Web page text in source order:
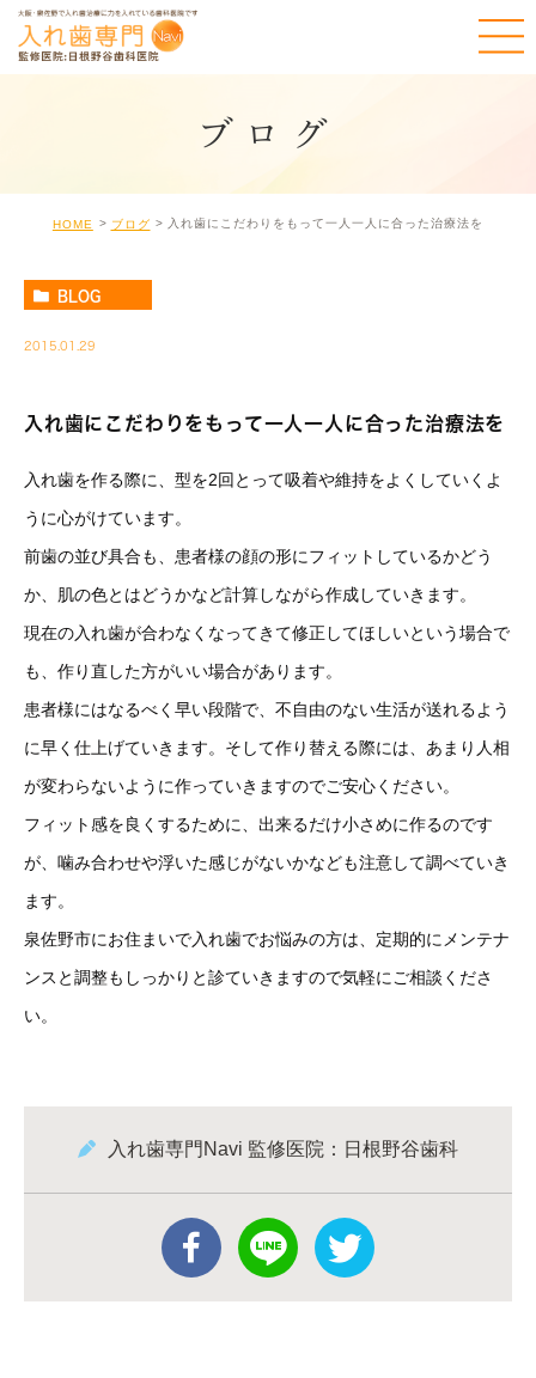
ブログ
HOME ブログ 入れ歯にこだわりをもって一人一人に合った治療法を
BLOG
2015.01.29
入れ歯にこだわりをもって一人一人に合った治療法を
入れ歯を作る際に、型を2回とって吸着や維持をよくしていくよ
うに心がけています。
前歯の並び具合も、患者様の顔の形にフィットしているかどう
か、肌の色とはどうかなど計算しながら作成していきます。
現在の入れ歯が合わなくなってきて修正してほしいという場合で
も、作り直した方がいい場合があります。
患者様にはなるべく早い段階で、不自由のない生活が送れるよう
に早く仕上げていきます。そして作り替える際には、あまり人相
が変わらないように作っていきますのでご安心ください。
フィット感を良くするために、出来るだけ小さめに作るのです
が、噛み合わせや浮いた感じがないかなども注意して調べていき
ます。
泉佐野市にお住まいで入れ歯でお悩みの方は、定期的にメンテナ
ンスと調整もしっかりと診ていきますので気軽にご相談くださ
い。
入れ歯専門Navi 監修医院：日根野谷歯科